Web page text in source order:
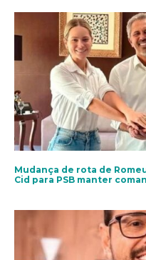
Mudança de rota de
Cid para PSB manter